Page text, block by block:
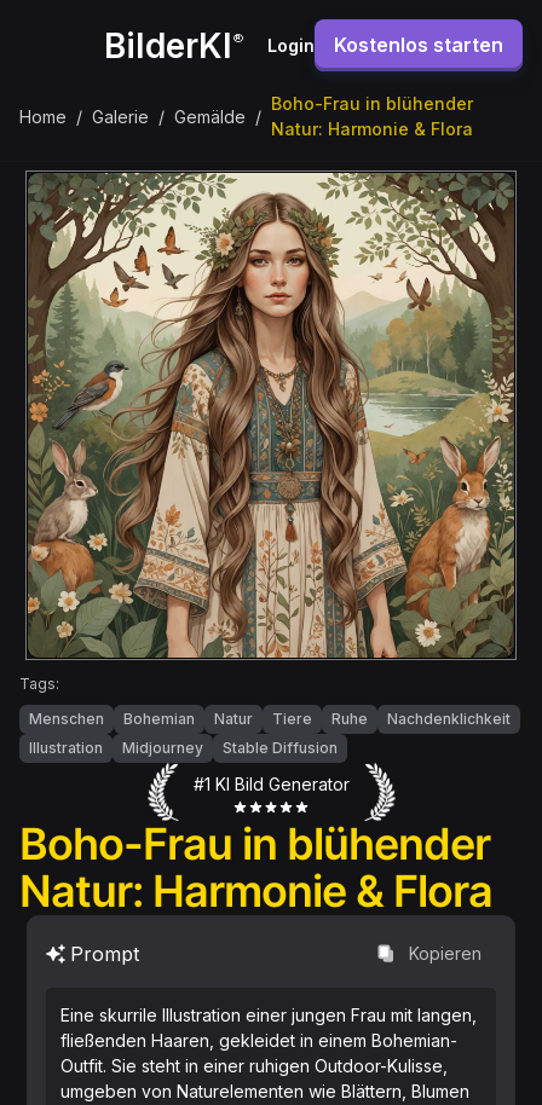
BilderKI® Login Kostenlos starten
Home / Galerie / Gemälde /
Boho-Frau in blühender
Natur: Harmonie & Flora
Tags:
Menschen
Bohemian Natur Tiere Ruhe
Nachdenklichkeit
Illustration
Midjourney Stable Diffusion
#1 KI Bild Generator
Boho-Frau in blühender
Natur: Harmonie & Flora
Prompt Kopieren
Eine skurrile Illustration einer jungen Frau mit langen,
fließenden Haaren, gekleidet in einem Bohemian-
Outfit. Sie steht in einer ruhigen Outdoor-Kulisse,
umgeben von Naturelementen wie Blättern, Blumen